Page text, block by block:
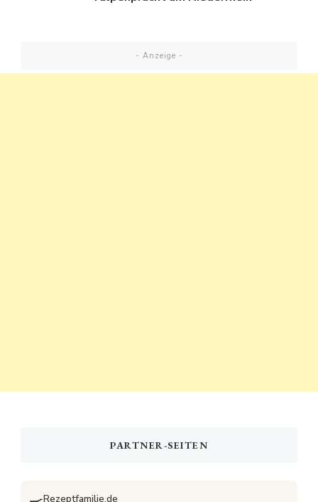
- Anzeige -
PARTNER-SEITEN
Rezeptfamilie.de